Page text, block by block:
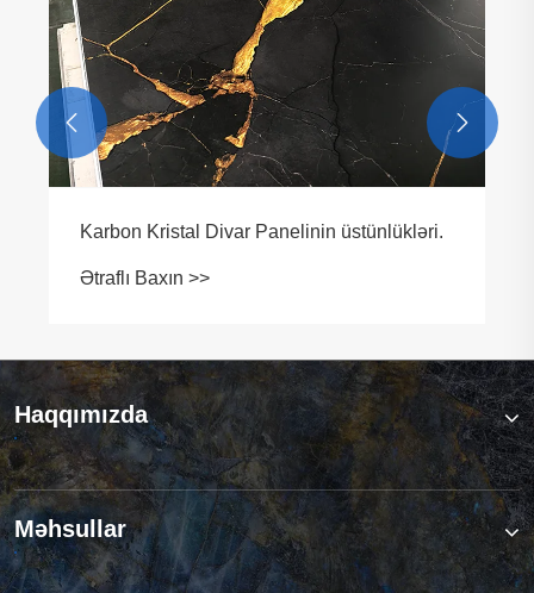
təhlükəsizliyi artırır?
Ətraflı Baxın >>
 
Haqqımızda
Məhsullar